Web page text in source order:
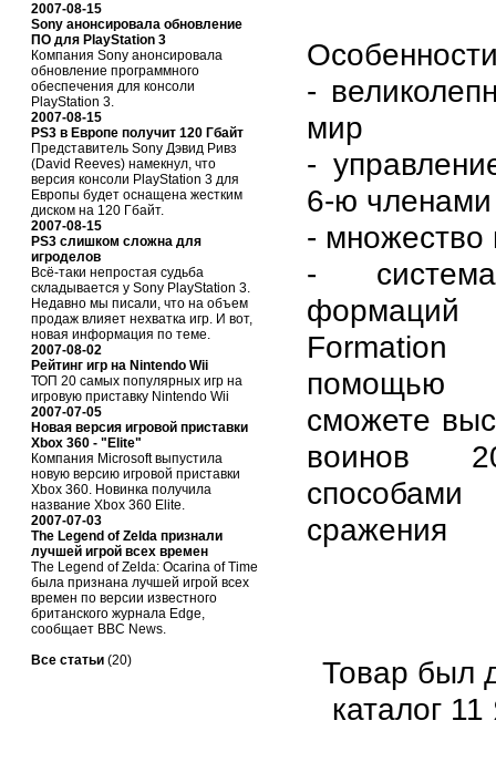
2007-08-15
Sony анонсировала обновление
ПО для PlayStation 3
Компания Sony анонсировала
обновление программного
обеспечения для консоли
PlayStation 3.
2007-08-15
PS3 в Европе получит 120 Гбайт
Представитель Sony Дэвид Ривз
(David Reeves) намекнул, что
версия консоли PlayStation 3 для
Европы будет оснащена жестким
диском на 120 Гбайт.
2007-08-15
PS3 слишком сложна для
игроделов
Всё-таки непростая судьба
складывается у Sony PlayStation 3.
Недавно мы писали, что на объем
продаж влияет нехватка игр. И вот,
новая информация по теме.
2007-08-02
Рейтинг игр на Nintendo Wii
ТОП 20 самых популярных игр на
игровую приставку Nintendo Wii
2007-07-05
Новая версия игровой приставки
Xbox 360 - "Elite"
Компания Microsoft выпустила
новую версию игровой приставки
Xbox 360. Новинка получила
название Xbox 360 Elite.
2007-07-03
The Legend of Zelda признали
лучшей игрой всех времен
The Legend of Zelda: Ocarina of Time
была признана лучшей игрой всех
времен по версии известного
британского журнала Edge,
сообщает BBC News.
Все статьи (20)
-
мир
-
6-ю
- множество
- система
помощью
сможете
воинов
сражения
Товар был
каталог